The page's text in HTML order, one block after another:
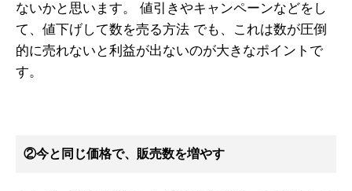
ないかと思います。
値引きやキャンペーンなどをし
て、値下げして数を売る方法 でも、これは数が圧倒
的に売れないと利益が出ないのが大きなポイントで
す。
②今と同じ価格で、販売数を増やす